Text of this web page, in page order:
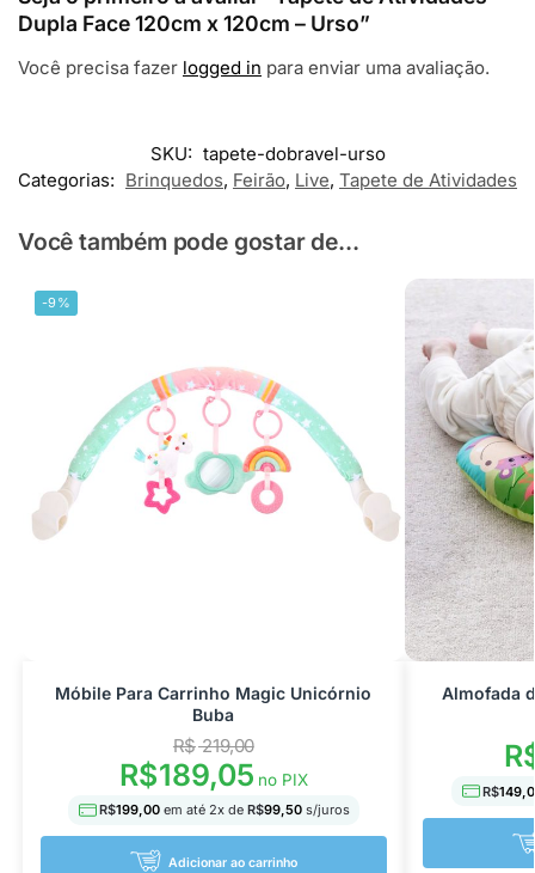
Dupla Face 120cm x 120cm – Urso”
Você precisa fazer logged in para enviar uma avaliação.
SKU: tapete-dobravel-urso
Categorias: Brinquedos, Feirão, Live, Tapete de Atividades
Você também pode gostar de...
-9%
Móbile Para Carrinho Magic Unicórnio
Buba
R$219,00
R$189,05no PIX
R$199,00 em até 2x de R$99,50s/juros
Adicionar ao carrinho
Almofada
R$